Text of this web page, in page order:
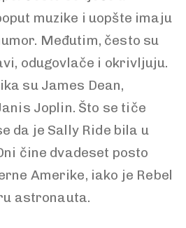
muzike i uopšte imaju
Međutim, često su
odugovlače i okrivljuju.
su James Dean,
Joplin. Što se tiče
da je Sally Ride bila u
čine dvadeset posto
Amerike, iako je Rebel
astronauta.